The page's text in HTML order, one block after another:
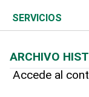
Resto del mundo
Economía personal
Podcast Arte Libre
Hablando con el
Más deportes
Línea de hit
Columnistas
Más firmas
Cambio climático
Opinión
Hecho en casa
SERVICIOS
Cumpleaños
ARCHIVO
Accede al